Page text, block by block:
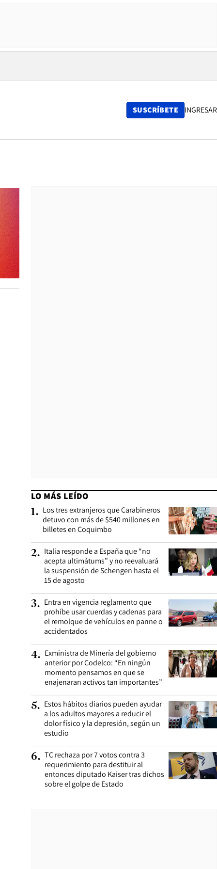
SUSCRÍBETE INGRESAR
LO MÁS LEÍDO
1. Los tres extranjeros que Carabineros
detuvo con más de $540 millones en
billetes en Coquimbo
2. Italia responde a España que “no
acepta ultimátums” y no reevaluará
la suspensión de Schengen hasta el
15 de agosto
3. Entra en vigencia reglamento que
prohíbe usar cuerdas y cadenas para
el remolque de vehículos en panne o
accidentados
4. Exministra de Minería del gobierno
anterior por Codelco: “En ningún
momento pensamos en que se
enajenaran activos tan importantes”
5. Estos hábitos diarios pueden ayudar
a los adultos mayores a reducir el
dolor físico y la depresión, según un
estudio
6. TC rechaza por 7 votos contra 3
requerimiento para destituir al
entonces diputado Kaiser tras dichos
sobre el golpe de Estado